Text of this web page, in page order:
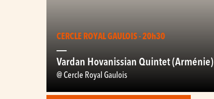
CERCLE ROYAL GAULOIS - 20h30
Vardan Hovanissian Quintet (Arménie)
@ Cercle Royal Gaulois